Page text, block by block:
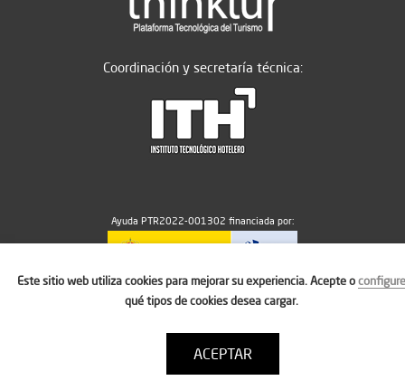
Coordinación y secretaría técnica:
Ayuda PTR2022-001302 financiada por:
MICIU/AEI/10.13039/501100011033
Política de cookies
Condiciones de uso
Este sitio web utiliza cookies para mejorar su experiencia. Acepte oconfigure
qué tipos de cookies desea cargar.
ACEPTAR